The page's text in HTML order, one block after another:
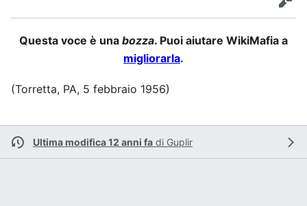
Segui
Questa voce è una bozza. Puoi aiutare WikiMafia a
migliorarla.
(Torretta, PA, 5 febbraio 1956)
Ultima modifica 12 anni fa di Guplir